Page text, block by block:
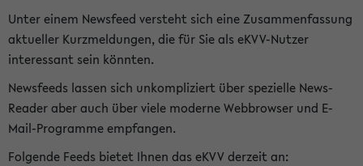
Unter einem Newsfeed versteht sich eine Zusammenfassung
aktueller Kurzmeldungen, die für Sie als eKVV-Nutzer
interessant sein könnten.
Newsfeeds lassen sich unkompliziert über spezielle News-
Reader aber auch über viele moderne Webbrowser und E-
Mail-Programme empfangen.
Folgende Feeds bietet Ihnen das eKVV derzeit an: